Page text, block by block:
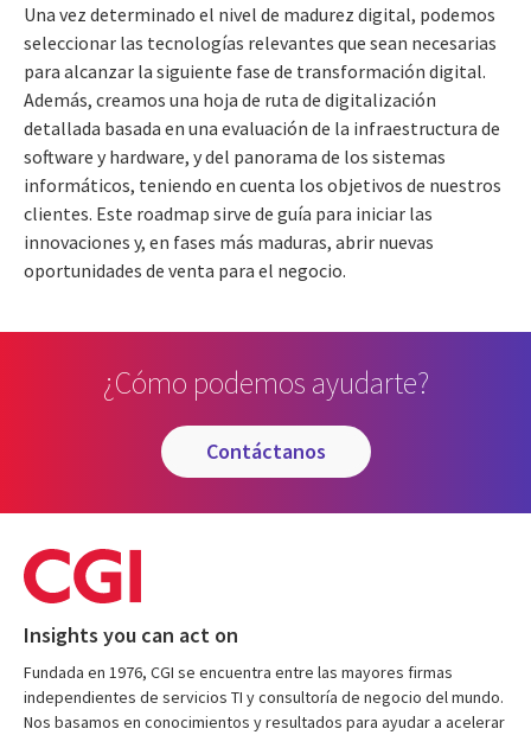
Una vez determinado el nivel de madurez digital, podemos
seleccionar las tecnologías relevantes que sean necesarias
para alcanzar la siguiente fase de transformación digital.
Además, creamos una hoja de ruta de digitalización
detallada basada en una evaluación de la infraestructura de
software y hardware, y del panorama de los sistemas
informáticos, teniendo en cuenta los objetivos de nuestros
clientes. Este roadmap sirve de guía para iniciar las
innovaciones y, en fases más maduras, abrir nuevas
oportunidades de venta para el negocio.
¿Cómo podemos ayudarte?
contáctanos
Insights you can act on
Fundada en 1976, CGI se encuentra entre las mayores firmas
independientes de servicios TI y consultoría de negocio del mundo.
Nos basamos en conocimientos y resultados para ayudar a acelerar